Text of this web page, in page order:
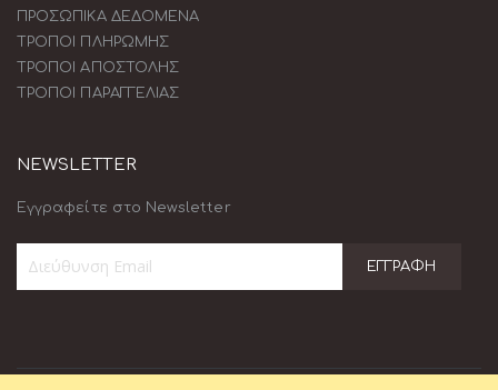
ΠΡΟΣΩΠΙΚΑ ΔΕΔΟΜΕΝΑ
ΤΡΟΠΟΙ ΠΛΗΡΩΜΗΣ
ΤΡΟΠΟΙ ΑΠΟΣΤΟΛΗΣ
ΤΡΟΠΟΙ ΠΑΡΑΓΓΕΛΙΑΣ
NEWSLETTER
Εγγραφείτε στο Newsletter
Δελτίο:
ΕΓΓΡΑΦΉ